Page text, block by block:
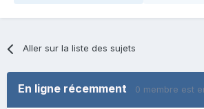
Aller sur la liste des sujets
En ligne récemment 0 membre est